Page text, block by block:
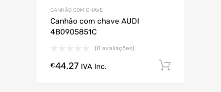
CANHÃO COM CHAVE
Canhão com chave AUDI
4B0905851C
(0 avaliações)
€44.27 IVA Inc.